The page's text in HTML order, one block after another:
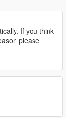
If you think
please